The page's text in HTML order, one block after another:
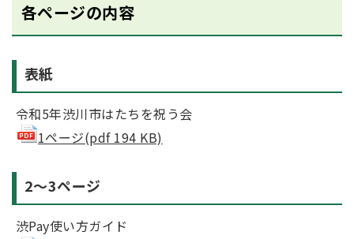
各ページの内容
表紙
令和5年渋川市はたちを祝う会
1ページ(pdf 194 KB)
2～3ページ
渋Pay使い方ガイド